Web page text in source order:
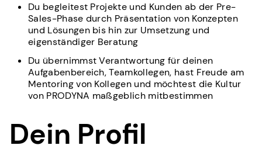
Du begleitest Projekte und Kunden ab der Pre-
Sales-Phase durch Präsentation von Konzepten
und Lösungen bis hin zur Umsetzung und
eigenständiger Beratung
Du übernimmst Verantwortung für deinen
Aufgabenbereich, Teamkollegen, hast Freude am
Mentoring von Kollegen und möchtest die Kultur
von PRODYNA maßgeblich mitbestimmen
Dein Profil